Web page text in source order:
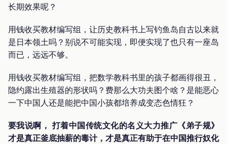
长期效果呢？
用钱收买教材编写组，让历史教科书上写钓鱼岛自古以来就
是日本领土吗？别说不可能实现，即便实现了也只有一座岛
而已，远远不够。
用钱收买教材编写组，把数学教科书里的孩子都画得很丑，
隐约露出生殖器的形状吗？费那么大功夫图个啥？是能恶心
一下中国人还是能把中国小孩都培养成变态色情狂？
要我说啊， 打着中国传统文化的名义大力推广《弟子规》
才是真正釜底抽薪的毒计，才是真正有助于在中国推行奴化